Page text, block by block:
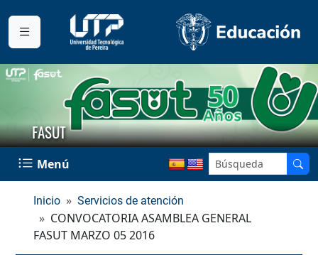
FASUT
Menú
Inicio Servicios de atención
CONVOCATORIA ASAMBLEA GENERAL
FASUT MARZO 05 2016